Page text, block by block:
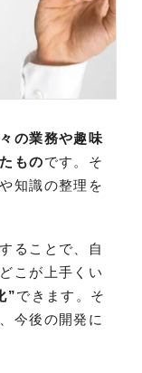
の業務や趣味
ものです。そ
知識の整理を
ることで、自
こが上手くい
”できます。そ
今後の開発に